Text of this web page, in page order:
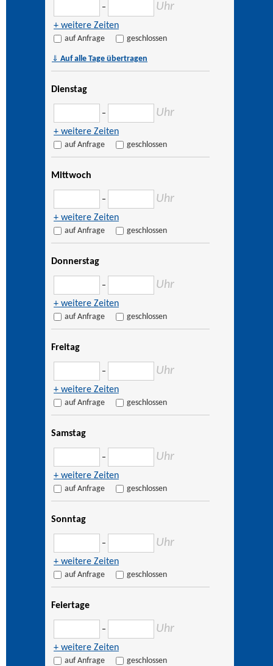
– Uhr
+ weitere Zeiten
auf Anfrage geschlossen
⇓ Auf alle Tage übertragen
Dienstag
– Uhr
+ weitere Zeiten
auf Anfrage geschlossen
Mittwoch
– Uhr
+ weitere Zeiten
auf Anfrage geschlossen
Donnerstag
– Uhr
+ weitere Zeiten
auf Anfrage geschlossen
Freitag
– Uhr
+ weitere Zeiten
auf Anfrage geschlossen
Samstag
– Uhr
+ weitere Zeiten
auf Anfrage geschlossen
Sonntag
– Uhr
+ weitere Zeiten
auf Anfrage geschlossen
Feiertage
– Uhr
+ weitere Zeiten
auf Anfrage geschlossen